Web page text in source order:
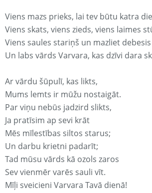
Viens mazs prieks, lai tev būtu katra
Viens skats, viens zieds, viens laimes
Viens saules stariņš un mazliet debesis
Un labs vārds Varvara, kas dzīvi dara
Ar vārdu šūpulī, kas likts,
Mums lemts ir mūžu nostaigāt.
Par viņu nebūs jadzird slikts,
Ja pratīsim ap sevi krāt
Mēs mīlestības siltos starus;
Un darbu krietni padarīt;
Tad mūsu vārds kā ozols zaros
Sev vienmēr varēs sauli vīt.
Mīļi sveicieni Varvara Tavā dienā!